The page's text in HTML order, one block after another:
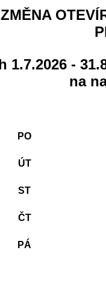
1.7.2026 -
na
PO
ÚT
ST
ČT
PÁ